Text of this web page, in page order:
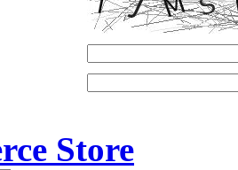
Store